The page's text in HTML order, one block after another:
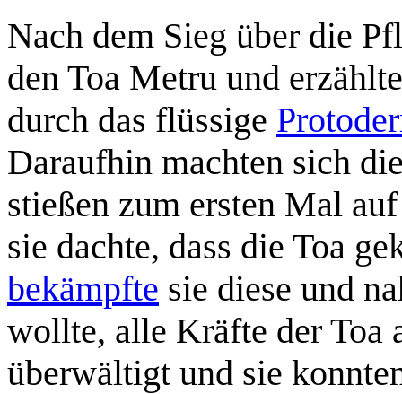
Nach dem Sieg über die
den Toa Metru und
durch das flüssige
Daraufhin machten sich
stießen zum ersten Mal
sie dachte, dass die Toa
bekämpfte sie diese und
wollte, alle Kräfte der Toa
überwältigt und sie